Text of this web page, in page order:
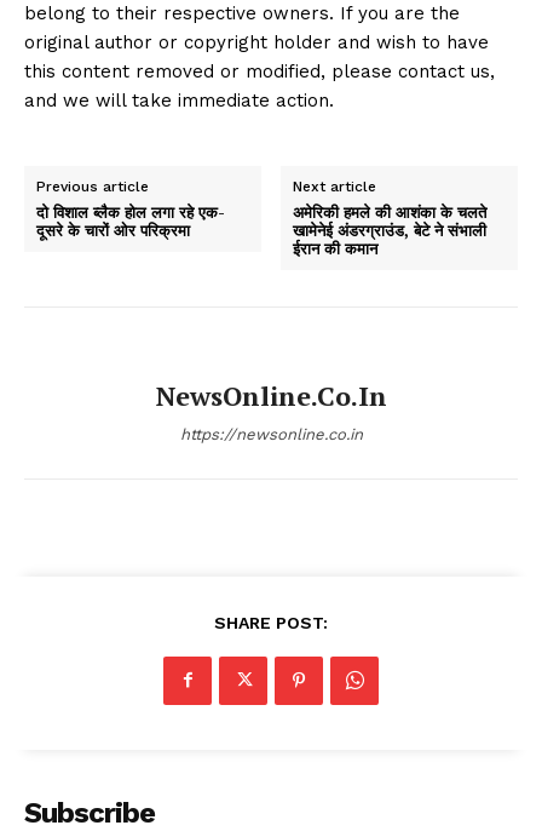
belong to their respective owners. If you are the
original author or copyright holder and wish to have
this content removed or modified, please contact us,
and we will take immediate action.
Previous article
दो विशाल ब्लैक होल लगा रहे एक-
दूसरे के चारों ओर परिक्रमा
Next article
अमेरिकी हमले की आशंका के चलते
खामेनेई अंडरग्राउंड, बेटे ने संभाली
ईरान की कमान
NewsOnline.co.in
https://newsonline.co.in
SHARE POST:
Subscribe